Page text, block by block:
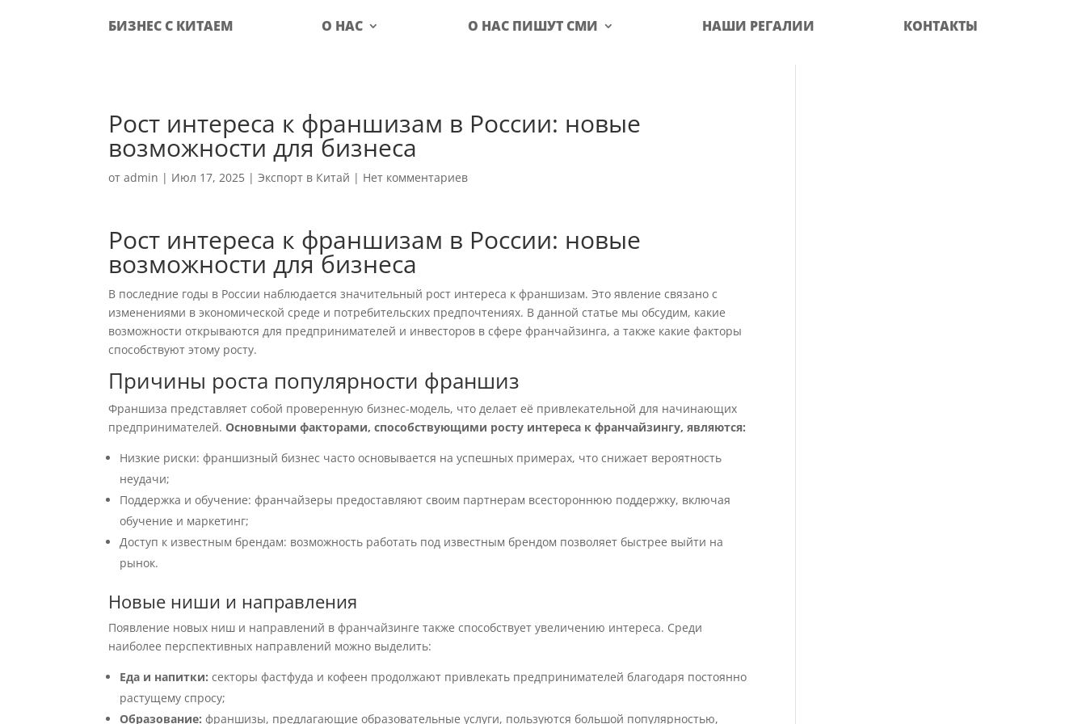
БИЗНЕС С КИТАЕМ О НАС О НАС ПИШУТ СМИ НАШИ РЕГАЛИИ КОНТАКТЫ
Рост интереса к франшизам в России: новые
возможности для бизнеса
отadmin | Июл 17, 2025 |Экспорт в Китай | Нет комментариев
Рост интереса к франшизам в России: новые
возможности для бизнеса
В последние годы в России наблюдается значительный рост интереса к франшизам. Это явление связано с
изменениями в экономической среде и потребительских предпочтениях. В данной статье мы обсудим, какие
возможности открываются для предпринимателей и инвесторов в сфере франчайзинга, а также какие факторы
способствуют этому росту.
Причины роста популярности франшиз
Франшиза представляет собой проверенную бизнес-модель, что делает её привлекательной для начинающих
предпринимателей.Основными факторами, способствующими росту интереса к франчайзингу, являются:
Низкие риски: франшизный бизнес часто основывается на успешных примерах, что снижает вероятность
неудачи;
Поддержка и обучение: франчайзеры предоставляют своим партнерам всестороннюю поддержку, включая
обучение и маркетинг;
Доступ к известным брендам: возможность работать под известным брендом позволяет быстрее выйти на
рынок.
Новые ниши и направления
Появление новых ниш и направлений в франчайзинге также способствует увеличению интереса. Среди
наиболее перспективных направлений можно выделить:
Еда и напитки: секторы фастфуда и кофеен продолжают привлекать предпринимателей благодаря постоянно
растущему спросу;
Образование: франшизы, предлагающие образовательные услуги, пользуются большой популярностью,